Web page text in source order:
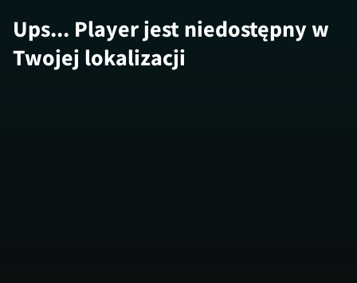
Ups... Player jest niedostępny w
Twojej lokalizacji